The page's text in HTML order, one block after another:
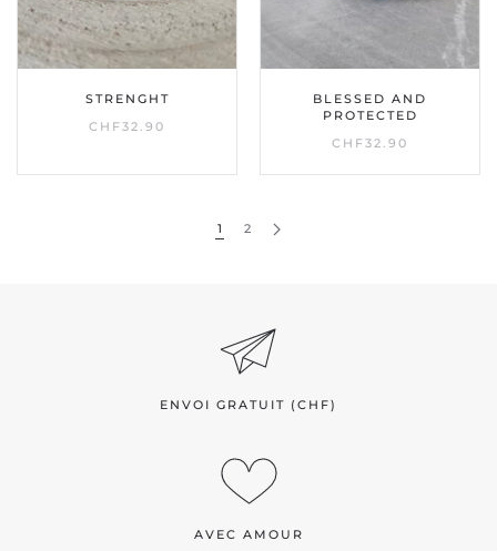
STRENGHT
CHF32.90
BLESSED AND
PROTECTED
CHF32.90
1 2
ENVOI GRATUIT (CHF)
AVEC AMOUR